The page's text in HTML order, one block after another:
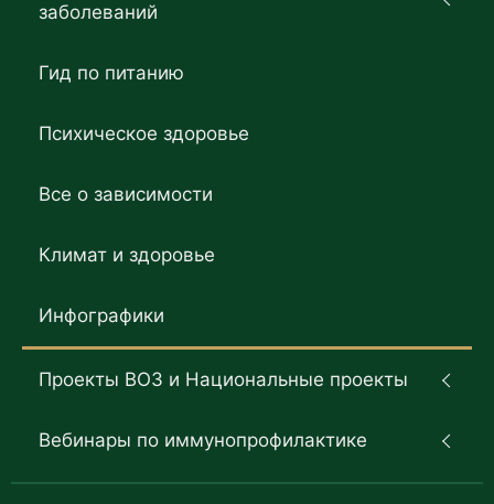
заболеваний
Гид по питанию
Психическое здоровье
Все о зависимости
Климат и здоровье
Инфографики
Проекты ВОЗ и Национальные проекты
Вебинары по иммунопрофилактике